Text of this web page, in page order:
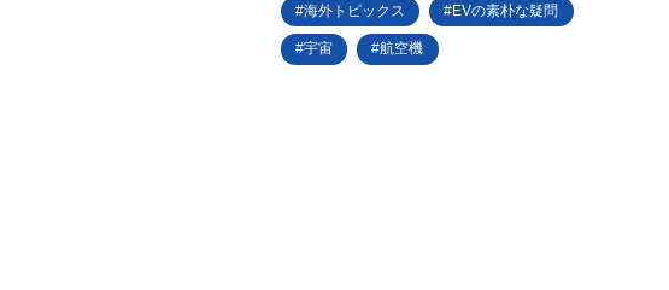
海外トピックス EVの素朴な疑問
宇宙 航空機